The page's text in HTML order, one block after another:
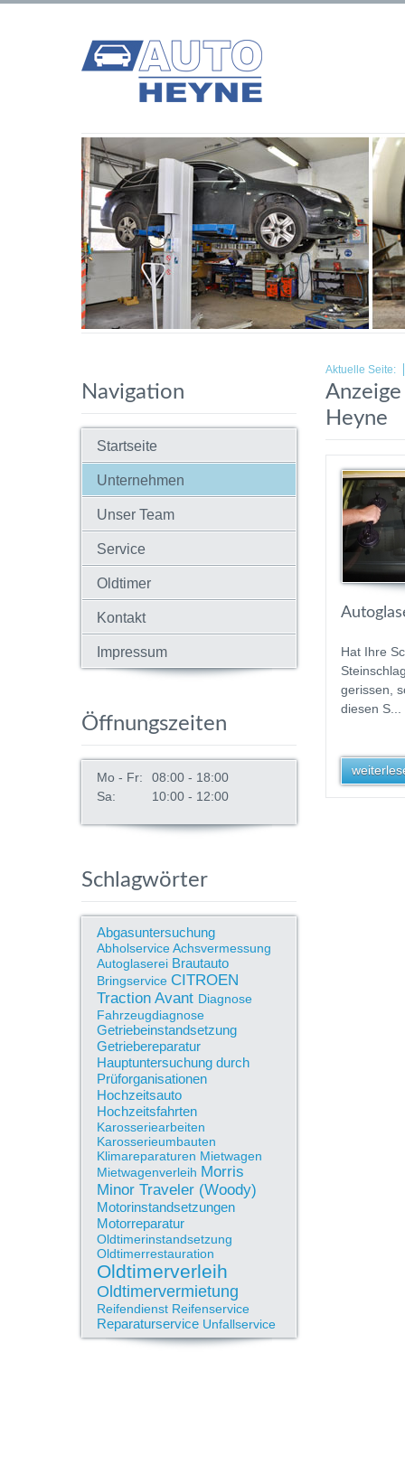
Navigation
Startseite
Unternehmen
Unser Team
Service
Oldtimer
Kontakt
Impressum
Öffnungszeiten
Mo - Fr:
08:00 - 18:00
Sa:
10:00 - 12:00
Schlagwörter
Abgasuntersuchung
AbholserviceAchsvermessung
Autoglaserei Brautauto
Bringservice CITROEN
Traction Avant Diagnose
Fahrzeugdiagnose
Getriebeinstandsetzung
Getriebereparatur
Hauptuntersuchung durch
Prüforganisationen
Hochzeitsauto
Hochzeitsfahrten
Karosseriearbeiten
Karosserieumbauten
Klimareparaturen Mietwagen
Mietwagenverleih Morris
Minor Traveler (Woody)
Motorinstandsetzungen
Motorreparatur
Oldtimerinstandsetzung
Oldtimerrestauration
Oldtimerverleih
Oldtimervermietung
Reifendienst Reifenservice
Reparaturservice Unfallservice
Aktuelle Seite:
Heyne
Hat Ihre
gerissen,
diesen S...